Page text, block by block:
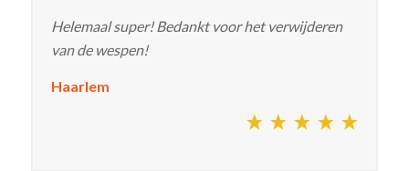
Helemaal super! Bedankt voor het verwijderen
van de wespen!
Haarlem